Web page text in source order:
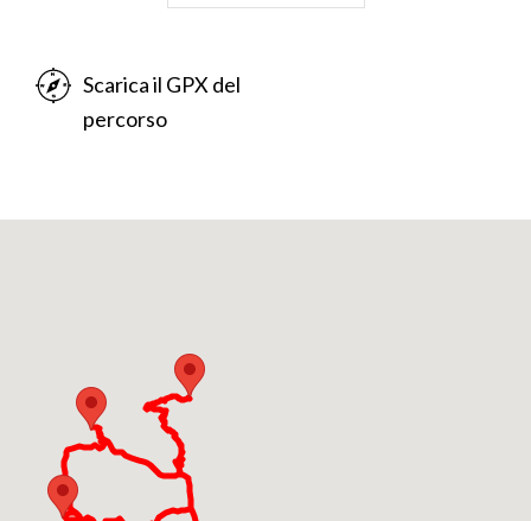
marzo 1605. L'ideazione della
del padre cappuccinoGiambattista Aguggiari
permetteva di offrire ai pellegrini un percorso
Collocato su una collina alle spalle di Varese, nelle
belle giornate si può ammirare buona parte della
Pianura Padana e le montagne lombarde fino a
quelle della bergamasca e della Valtellina.
Scarica il GPX del
percorso